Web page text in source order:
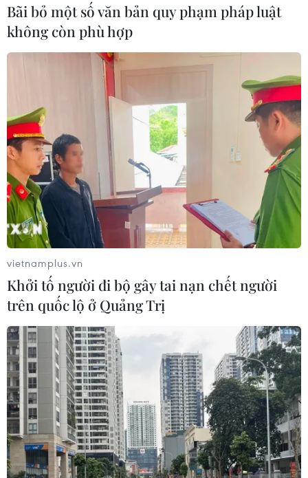
Bãi bỏ một số văn bản quy phạm pháp luật
không còn phù hợp
vietnamplus.vn
Khởi tố người đi bộ gây tai nạn chết người
trên quốc lộ ở Quảng Trị